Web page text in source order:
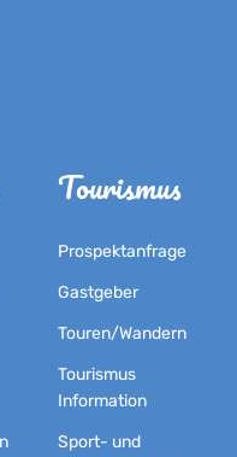
Tourismus
Prospektanfrage
Gastgeber
Touren/Wandern
Tourismus
Information
Sport- und